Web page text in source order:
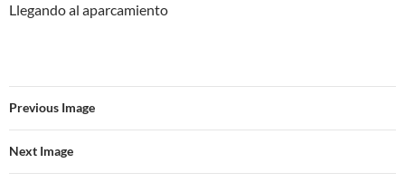
Llegando al aparcamiento
Previous Image
Next Image